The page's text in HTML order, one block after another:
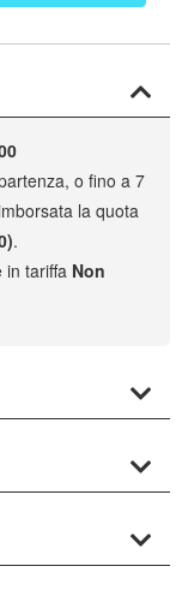
o fino a 7
la quota
.
in tariffa Non